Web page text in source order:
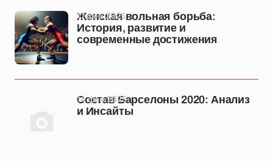
Женская вольная борьба:
История, развитие и
современные достижения
17 фев 2025
Состав Барселоны 2020: Анализ
и Инсайты
14 фев 2025